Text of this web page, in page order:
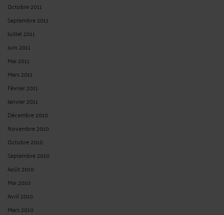
Octobre 2011
Septembre 2011
Juillet 2011
Juin 2011
Mai 2011
Mars 2011
Février 2011
Janvier 2011
Décembre 2010
Novembre 2010
Octobre 2010
Septembre 2010
Août 2010
Mai 2010
Avril 2010
Mars 2010